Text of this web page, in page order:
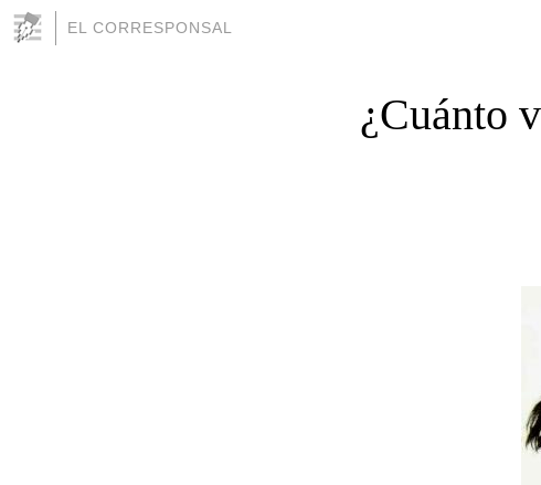
EL CORRESPONSAL
¿Cuánto